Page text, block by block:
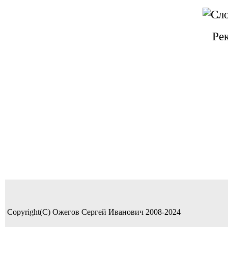
Copyright(C) Ожегов Сергей Иванович 2008-2024